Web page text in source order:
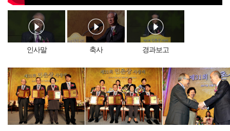
인사말 축사 경과보고